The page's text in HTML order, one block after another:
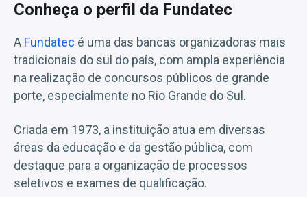
Conheça o perfil da Fundatec
A Fundatec é uma das bancas organizadoras mais
tradicionais do sul do país, com ampla experiência
na realização de concursos públicos de grande
porte, especialmente no Rio Grande do Sul.
Criada em 1973, a instituição atua em diversas
áreas da educação e da gestão pública, com
destaque para a organização de processos
seletivos e exames de qualificação.